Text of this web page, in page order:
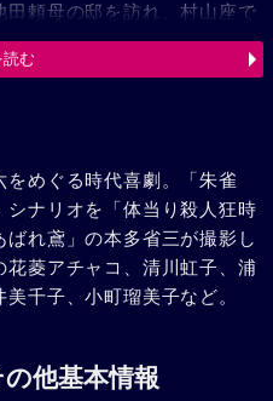
頼母の邸を訪れ、村山座で
にと強談判。頼母は相手が
美雪に承諾を迫るが、美雪か
兵衛も花川戸へ帰り権八を
る。美雪は水野の許へ嫁ご
しかし助六の計いで婚礼の
助六は権八と美雪を長兵衛
やってくれと頼む。長兵衛
が納まるまいと、水野の邸
する。これを知った花川戸
闘となる。それから三年、
読む
めぐる時代喜劇。「朱雀
ナリオを「体当り殺人狂時
れ鳶」の本多省三が撮影し
菱アチャコ、清川虹子、浦
千子、小町瑠美子など。
他基本情報